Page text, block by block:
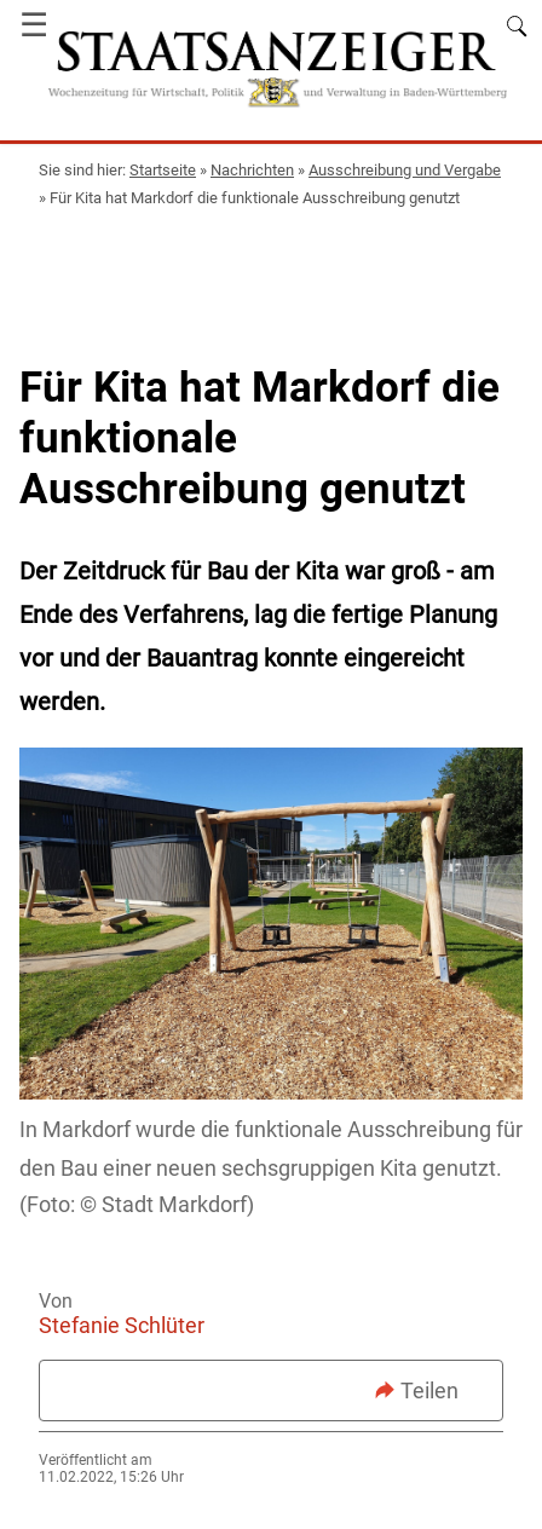
☰
Startseite » Nachrichten » Ausschreibung und Vergabe
» Für Kita hat Markdorf die funktionale Ausschreibung genutzt
Für Kita hat Markdorf die
funktionale
Ausschreibung genutzt
Der Zeitdruck für Bau der Kita war groß - am
Ende des Verfahrens, lag die fertige Planung
vor und der Bauantrag konnte eingereicht
werden.
In Markdorf wurde die funktionale Ausschreibung für
den Bau einer neuen sechsgruppigen Kita genutzt.
Stadt Markdorf)
Von
Stefanie Schlüter
Teilen
Veröffentlicht am
11.02.2022, 15:26 Uhr